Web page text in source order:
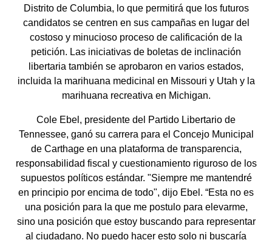
Distrito de Columbia, lo que permitirá que los futuros
candidatos se centren en sus campañas en lugar del
costoso y minucioso proceso de calificación de la
petición. Las iniciativas de boletas de inclinación
libertaria también se aprobaron en varios estados,
incluida la marihuana medicinal en Missouri y Utah y la
marihuana recreativa en Michigan.
Cole Ebel, presidente del Partido Libertario de
Tennessee, ganó su carrera para el Concejo Municipal
de Carthage en una plataforma de transparencia,
responsabilidad fiscal y cuestionamiento riguroso de los
supuestos políticos estándar. "Siempre me mantendré
en principio por encima de todo", dijo Ebel. “Esta no es
una posición para la que me postulo para elevarme,
sino una posición que estoy buscando para representar
al ciudadano. No puedo hacer esto solo ni buscaría